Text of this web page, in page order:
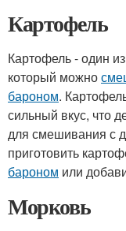
Картофель
Картофель - один
который можно
бароном.
сильный вкус, что
для смешивания с
приготовить
бароном или
Морковь